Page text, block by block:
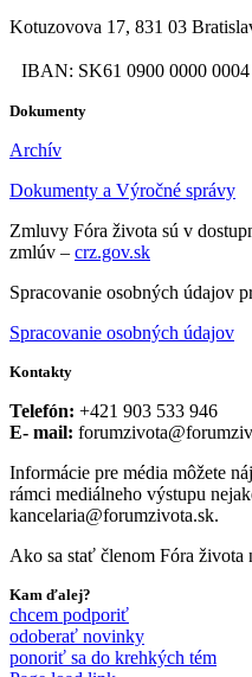
Kotuzovova 17, 831 03
IBAN: SK61 0900 0000 0004
Dokumenty
Archív
Dokumenty a Výročné správy
Zmluvy Fóra života sú v
zmlúv – crz.gov.sk
Spracovanie osobných údajov
Spracovanie osobných údajov
Kontakty
Telefón: +421 903 533 946
E- mail:
Informácie pre média môžete
rámci mediálneho výstupu
kancelaria@forumzivota.sk.
Ako sa stať členom Fóra života
Kam ďalej?
chcem podporiť
odoberať novinky
ponoriť sa do krehkých tém